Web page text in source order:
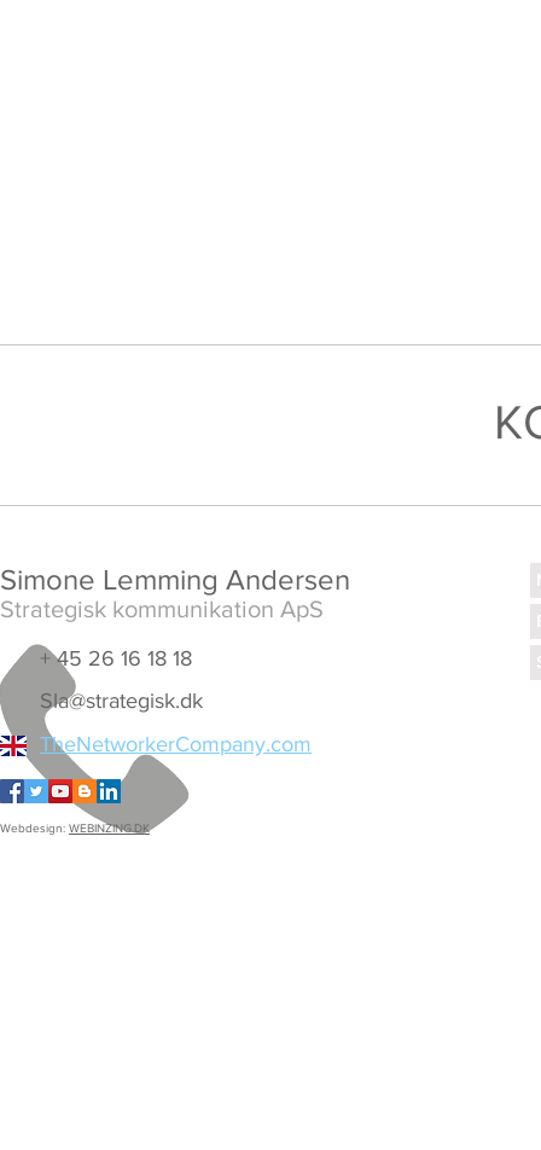
Simone Lemming Andersen
Strategisk kommunikation ApS
+ 45 26 16 18 18
Sla@strategisk.dk
TheNetworkerCompany.com
Webdesign: WEBINZING.DK